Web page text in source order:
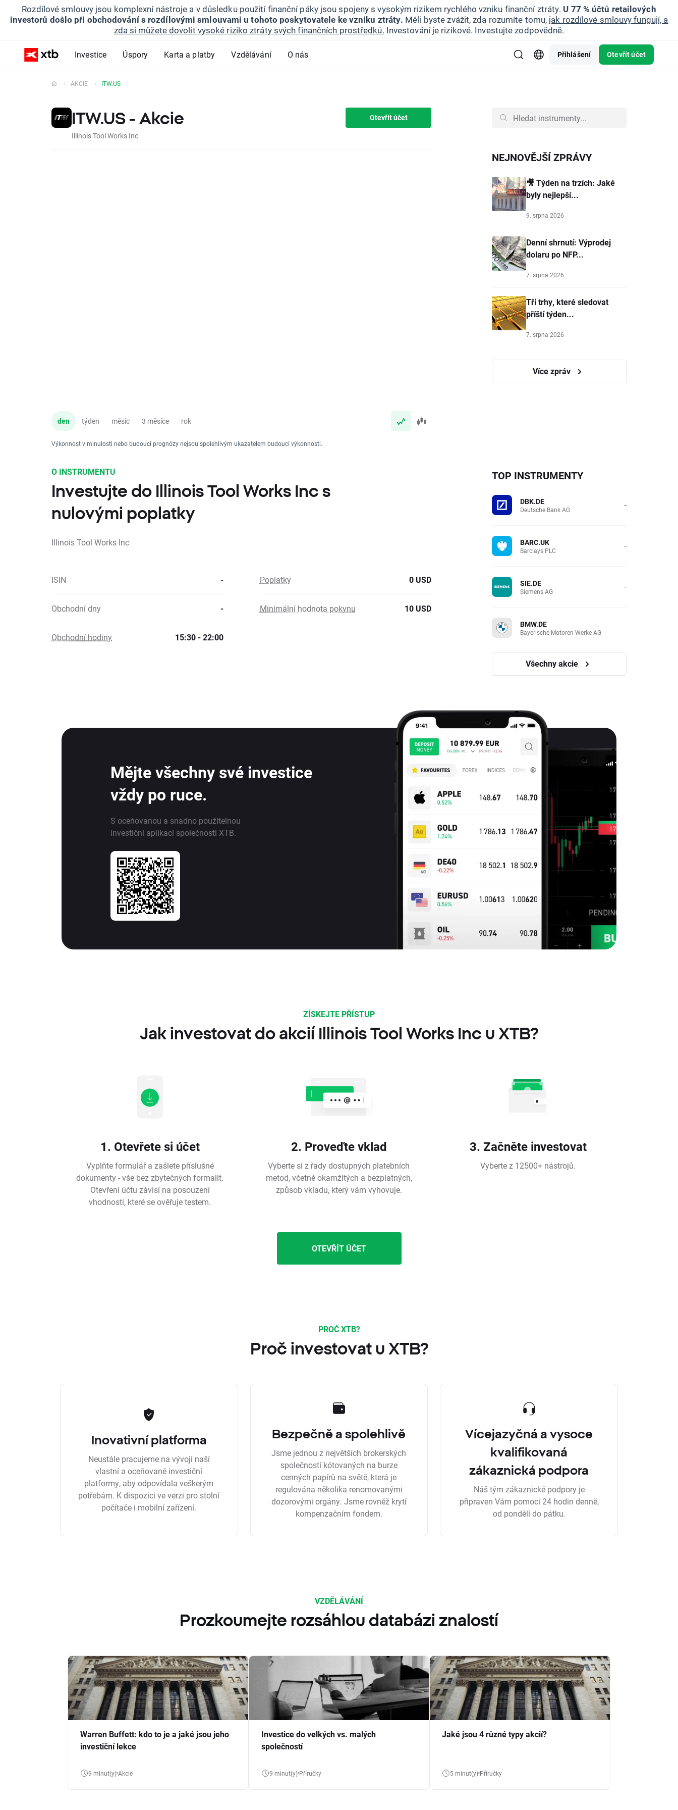
Rozdílové smlouvy jsou komplexní nástroje a v důsledku použití finanční páky jsou spojeny s vysokým rizikem rychlého vzniku finanční ztráty. U 77 % účtů retailových
investorů došlo při obchodování s rozdílovými smlouvami u tohoto poskytovatele ke vzniku ztráty. Měli byste zvážit, zda rozumíte tomu, jak rozdílové smlouvy fungují, a
zda si můžete dovolit vysoké riziko ztráty svých finančních prostředků. Investování je rizikové. Investujte zodpovědně.
Investice Úspory Karta a platby Vzdělávání O nás Přihlášení Otevřít účet
AKCIE ITW.US
ITW.US - Akcie
Illinois Tool Works Inc
Otevřít účet
den týden měsíc 3 měsíce rok
Výkonnost v minulosti nebo budoucí prognózy nejsou spolehlivým ukazatelem budoucí výkonnosti.
NEJNOVĚJŠÍ ZPRÁVY
🎥 Týden na trzích: Jaké
byly nejlepší...
9. srpna 2026
Denní shrnutí: Výprodej
dolaru po NFP...
7. srpna 2026
Tři trhy, které sledovat
příští týden...
7. srpna 2026
Více zpráv
O INSTRUMENTU
Investujte do Illinois Tool Works Inc s
nulovými poplatky
Illinois Tool Works Inc
ISIN - Poplatky 0 USD
Obchodní dny - Minimální hodnota pokynu 10 USD
Obchodní hodiny 15:30 - 22:00
TOP INSTRUMENTY
DBK.DE
Deutsche Bank AG -
BARC.UK
Barclays PLC -
SIE.DE
Siemens AG -
BMW.DE
Bayerische Motoren Werke AG -
Všechny akcie
Mějte všechny své investice
vždy po ruce.
S oceňovanou a snadno použitelnou
investiční aplikací společnosti XTB.
ZÍSKEJTE PŘÍSTUP
Jak investovat do akcií Illinois Tool Works Inc u XTB?
1. Otevřete si účet
Vyplňte formulář a zašlete příslušné
dokumenty - vše bez zbytečných formalit.
Otevření účtu závisí na posouzení
vhodnosti, které se ověřuje testem.
2. Proveďte vklad
Vyberte si z řady dostupných platebních
metod, včetně okamžitých a bezplatných,
způsob vkladu, který vám vyhovuje.
3. Začněte investovat
Vyberte z 12500+ nástrojů.
OTEVŘÍT ÚČET
PROČ XTB?
Proč investovat u XTB?
Inovativní platforma
Neustále pracujeme na vývoji naší
vlastní a oceňované investiční
platformy, aby odpovídala veškerým
potřebám. K dispozici ve verzi pro stolní
počítače i mobilní zařízení.
Bezpečně a spolehlivě
Jsme jednou z největších brokerských
společností kótovaných na burze
cenných papírů na světě, která je
regulována několika renomovanými
dozorovými orgány. Jsme rovněž krytí
kompenzačním fondem.
Vícejazyčná a vysoce
kvalifikovaná
zákaznická podpora
Náš tým zákaznické podpory je
připraven Vám pomoci 24 hodin denně,
od pondělí do pátku.
VZDĚLÁVÁNÍ
Prozkoumejte rozsáhlou databázi znalostí
Warren Buffett: kdo to je a jaké jsou jeho
investiční lekce
9 minut(y) Akcie
Investice do velkých vs. malých
společností
9 minut(y) Příručky
Jaké jsou 4 různé typy akcií?
5 minut(y) Příručky